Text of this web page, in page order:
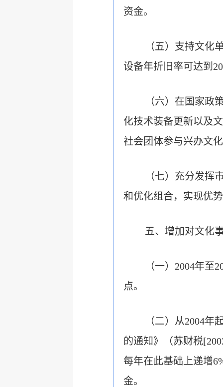
资金。
（五）支持文化
设备年折旧率可达到
（六）在国家政
化技术装备更新以及
社会团体参与兴办文
（七）充分发挥
和优化组合，实现优
五、增加对文化
（一）2004年
点。
（二）从2004
的通知》（苏财税
每年在此基础上递增
金。